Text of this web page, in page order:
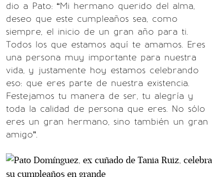
dio a Pato: “Mi hermano querido del alma,
deseo que este cumpleaños sea, como
siempre, el inicio de un gran año para ti.
Todos los que estamos aquí te amamos. Eres
una persona muy importante para nuestra
vida, y justamente hoy estamos celebrando
eso: que eres parte de nuestra existencia.
Festejamos tu manera de ser, tu alegría y
toda la calidad de persona que eres. No sólo
eres un gran hermano, sino también un gran
amigo”.